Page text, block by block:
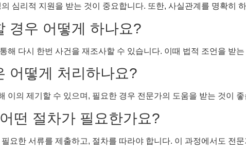
심리적 지원을 받는 것이 중요합니다. 또한, 사실관계를 명확히
경우 어떻게 하나요?
해 다시 한번 사건을 재조사할 수 있습니다. 이때 법적 조언을 받
어떻게 처리하나요?
이의 제기할 수 있으며, 필요한 경우 전문가의 도움을 받는 것이 좋
떤 절차가 필요한가요?
요한 서류를 제출하고, 절차를 따라야 합니다. 이 과정에서도 전